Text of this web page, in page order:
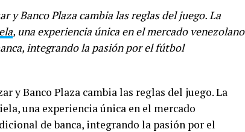
y Banco Plaza cambia las reglas del juego. La
, una experiencia única en el mercado venezolano
integrando la pasión por el fútbol
y Banco Plaza cambia las reglas del juego. La
una experiencia única en el mercado
de banca, integrando la pasión por el